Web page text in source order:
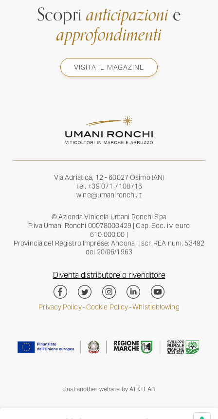
Scoprianticipazionie
approfondimenti
VISITA IL MAGAZINE
Via Adriatica, 12 - 60027 Osimo (AN)
Tel. +39 071 7108716
wine@umanironchi.it
© Azienda Vinicola Umani Ronchi Spa
P.iva Umani Ronchi 00078000429 | Cap. Soc. i.v. euro
610.000,00 |
Provincia del Registro Imprese: Ancona | Iscr. REA num. 53492
del 20/06/1963
Diventa distributore o rivenditore
Privacy Policy–Cookie Policy–Whistleblowing
Just another website by ATK+LAB